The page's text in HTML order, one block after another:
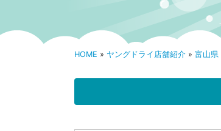
HOME » ヤングドライ店舗紹介 » 富山県